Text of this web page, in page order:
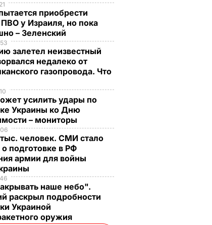
приобрести
у Израиля, но пока
– Зеленский
залетел неизвестный
недалеко от
газопровода. Что
усилить удары по
Украины ко Дню
– мониторы
человек. СМИ стало
о подготовке в РФ
армии для войны
наше небо".
раскрыл подробности
Украиной
оружия